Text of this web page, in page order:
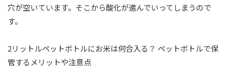
穴が空いています。そこから酸化が進んでいってしまうので
す。
2リットルペットボトルにお米は何合入る？ ペットボトルで保
管するメリットや注意点